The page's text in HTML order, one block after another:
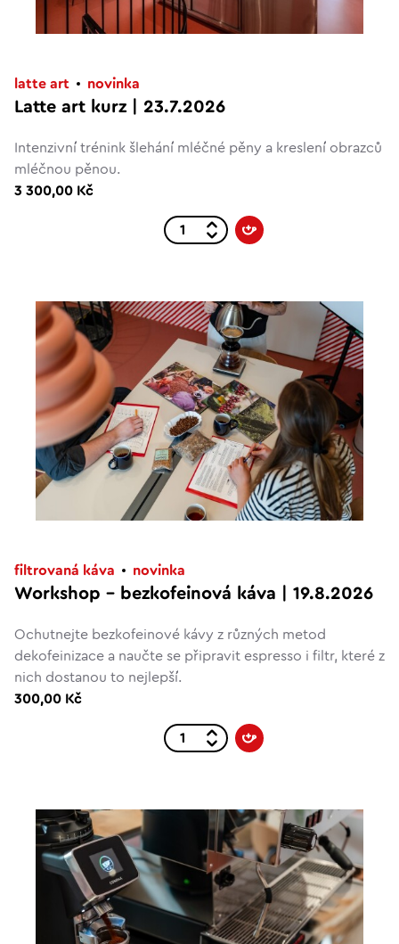
latte art novinka
Latte art kurz | 23.7.2026
Intenzivní trénink šlehání mléčné pěny a kreslení obrazců
mléčnou pěnou.
3 300,00 Kč
filtrovaná káva novinka
Workshop – bezkofeinová káva | 19.8.2026
Ochutnejte bezkofeinové kávy z různých metod
dekofeinizace a naučte se připravit espresso i filtr, které z
nich dostanou to nejlepší.
300,00 Kč